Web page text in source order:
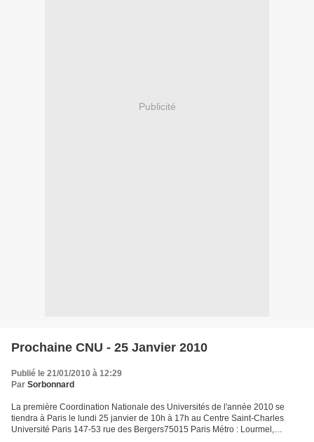
Publicité
Prochaine CNU - 25 Janvier 2010
Publié le 21/01/2010 à 12:29
Par Sorbonnard
La première Coordination Nationale des Universités de l'année 2010 se
tiendra à Paris le lundi 25 janvier de 10h à 17h au Centre Saint-Charles
Université Paris 147-53 rue des Bergers75015 Paris Métro : Lourmel,